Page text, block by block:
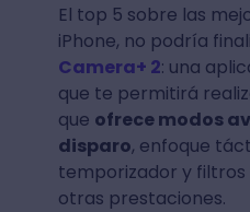
El top 5 sobre las
iPhone, no podría
Camera+ 2: una
que te permitirá
que ofrece modos
disparo, enfoque
temporizador y
otras prestaciones.